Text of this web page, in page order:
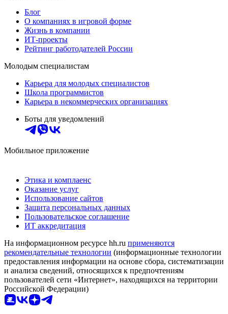
Блог
О компаниях в игровой форме
Жизнь в компании
ИТ-проекты
Рейтинг работодателей России
Молодым специалистам
Карьера для молодых специалистов
Школа программистов
Карьера в некоммерческих организациях
Боты для уведомлений
Мобильное приложение
Этика и комплаенс
Оказание услуг
Использование сайтов
Защита персональных данных
Пользовательское соглашение
ИТ аккредитация
На информационном ресурсе hh.ru применяются
рекомендательные технологии (информационные технологии
предоставления информации на основе сбора, систематизации
и анализа сведений, относящихся к предпочтениям
пользователей сети «Интернет», находящихся на территории
Российской Федерации)